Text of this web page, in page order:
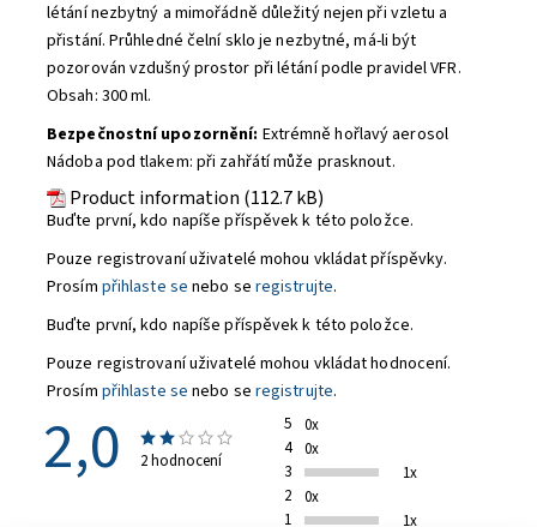
létání nezbytný a mimořádně důležitý nejen při vzletu a
přistání. Průhledné čelní sklo je nezbytné, má-li být
pozorován vzdušný prostor při létání podle pravidel VFR.
Obsah: 300 ml.
Bezpečnostní upozornění: Extrémně hořlavý aerosol
Nádoba pod tlakem: při zahřátí může prasknout.
Product information (112.7 kB)
Buďte první, kdo napíše příspěvek k této položce.
Pouze registrovaní uživatelé mohou vkládat příspěvky.
Prosím přihlaste se nebo se registrujte.
Buďte první, kdo napíše příspěvek k této položce.
Pouze registrovaní uživatelé mohou vkládat hodnocení.
Prosím přihlaste se nebo se registrujte.
2,0 2 hodnocení
5
0x
4
0x
3
1x
2
0x
1
1x